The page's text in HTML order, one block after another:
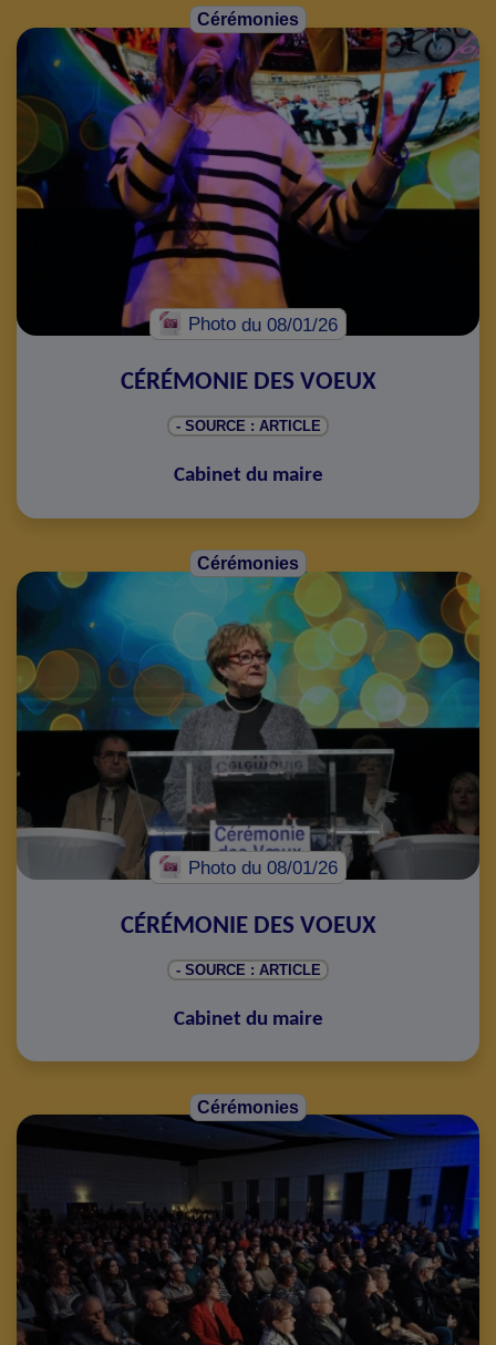
Cérémonies
Photo du 08/01/26
CÉRÉMONIE DES VOEUX
- SOURCE : ARTICLE
Cabinet du maire
Cérémonies
Photo du 08/01/26
CÉRÉMONIE DES VOEUX
- SOURCE : ARTICLE
Cabinet du maire
Cérémonies